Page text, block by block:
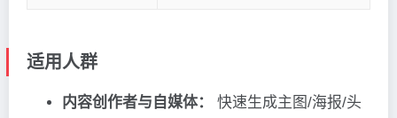
适用人群
内容创作者与自媒体：
快速生成主图/海报/头